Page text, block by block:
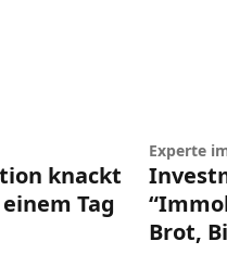
knackt
Tag
Experte
Brot,